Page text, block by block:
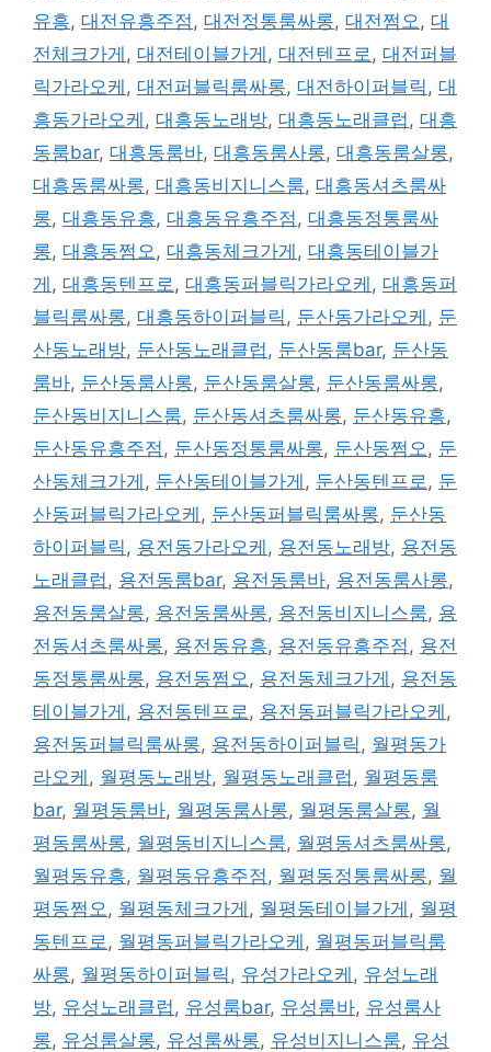
유흥, 대전유흥주점 , 대전정통룸싸롱, 대전쩜오 , 대
전체크가게 , 대전테이블가게 , 대전텐프로 , 대전퍼블
릭가라오케 , 대전퍼블릭룸싸롱, 대전하이퍼블릭 , 대
흥동가라오케 , 대흥동노래방, 대흥동노래클럽 , 대흥
동룸bar, 대흥동룸바, 대흥동룸사롱, 대흥동룸살롱,
대흥동룸싸롱, 대흥동비지니스룸, 대흥동셔츠룸싸
롱, 대흥동유흥, 대흥동유흥주점 , 대흥동정통룸싸
롱, 대흥동쩜오 , 대흥동체크가게 , 대흥동테이블가
게 , 대흥동텐프로 , 대흥동퍼블릭가라오케 , 대흥동퍼
블릭룸싸롱, 대흥동하이퍼블릭 , 둔산동가라오케 , 둔
산동노래방, 둔산동노래클럽 , 둔산동룸bar, 둔산동
룸바, 둔산동룸사롱, 둔산동룸살롱, 둔산동룸싸롱,
둔산동비지니스룸, 둔산동셔츠룸싸롱, 둔산동유흥,
둔산동유흥주점 , 둔산동정통룸싸롱, 둔산동쩜오 , 둔
산동체크가게 , 둔산동테이블가게 , 둔산동텐프로 , 둔
산동퍼블릭가라오케 , 둔산동퍼블릭룸싸롱, 둔산동
하이퍼블릭 , 용전동가라오케 , 용전동노래방, 용전동
노래클럽 , 용전동룸bar, 용전동룸바, 용전동룸사롱,
용전동룸살롱, 용전동룸싸롱, 용전동비지니스룸, 용
전동셔츠룸싸롱, 용전동유흥, 용전동유흥주점 , 용전
동정통룸싸롱, 용전동쩜오 , 용전동체크가게 , 용전동
테이블가게 , 용전동텐프로 , 용전동퍼블릭가라오케 ,
용전동퍼블릭룸싸롱, 용전동하이퍼블릭 , 월평동가
라오케 , 월평동노래방, 월평동노래클럽 , 월평동룸
bar, 월평동룸바, 월평동룸사롱, 월평동룸살롱, 월
평동룸싸롱, 월평동비지니스룸, 월평동셔츠룸싸롱,
월평동유흥, 월평동유흥주점 , 월평동정통룸싸롱, 월
평동쩜오 , 월평동체크가게 , 월평동테이블가게 , 월평
동텐프로 , 월평동퍼블릭가라오케 , 월평동퍼블릭룸
싸롱, 월평동하이퍼블릭 , 유성가라오케 , 유성노래
방, 유성노래클럽 , 유성룸bar, 유성룸바, 유성룸사
롱, 유성룸살롱, 유성룸싸롱, 유성비지니스룸, 유성